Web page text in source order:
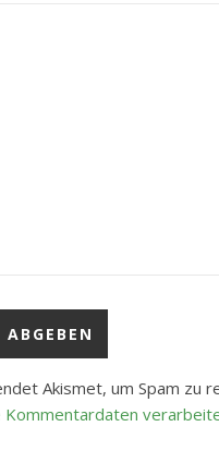
Akismet, um Spam zu
Kommentardaten